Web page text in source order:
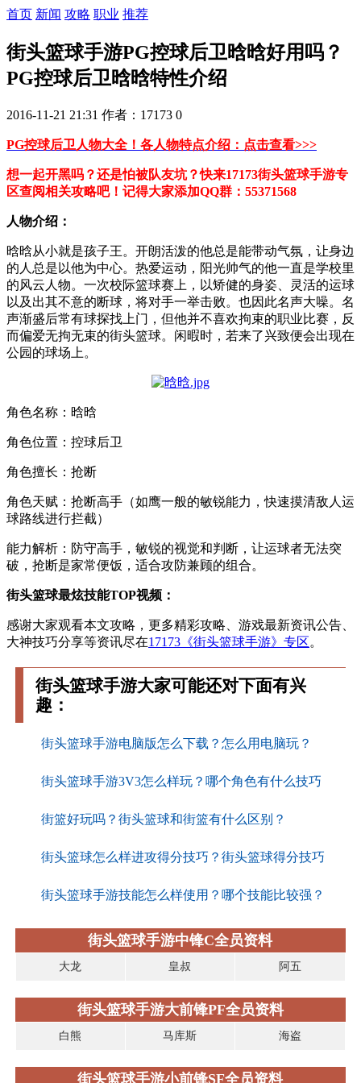
首页 新闻 攻略 职业 推荐
街头篮球手游PG控球后卫晗晗好用吗？
PG控球后卫晗晗特性介绍
2016-11-21 21:31 作者：17173 0
PG控球后卫人物大全！各人物特点介绍：点击查看>>>
想一起开黑吗？还是怕被队友坑？快来17173街头篮球手游专
区查阅相关攻略吧！记得大家添加QQ群：55371568
人物介绍：
晗晗从小就是孩子王。开朗活泼的他总是能带动气氛，让身边
的人总是以他为中心。热爱运动，阳光帅气的他一直是学校里
的风云人物。一次校际篮球赛上，以矫健的身姿、灵活的运球
以及出其不意的断球，将对手一举击败。也因此名声大噪。名
声渐盛后常有球探找上门，但他并不喜欢拘束的职业比赛，反
而偏爱无拘无束的街头篮球。闲暇时，若来了兴致便会出现在
公园的球场上。
角色名称：晗晗
角色位置：控球后卫
角色擅长：抢断
角色天赋：抢断高手（如鹰一般的敏锐能力，快速摸清敌人运
球路线进行拦截）
能力解析：防守高手，敏锐的视觉和判断，让运球者无法突
破，抢断是家常便饭，适合攻防兼顾的组合。
街头篮球最炫技能TOP视频：
感谢大家观看本文攻略，更多精彩攻略、游戏最新资讯公告、
大神技巧分享等资讯尽在17173《街头篮球手游》专区。
街头篮球手游大家可能还对下面有兴
趣：
街头篮球手游电脑版怎么下载？怎么用电脑玩？
街头篮球手游3V3怎么样玩？哪个角色有什么技巧
街篮好玩吗？街头篮球和街篮有什么区别？
街头篮球怎么样进攻得分技巧？街头篮球得分技巧
街头篮球手游技能怎么样使用？哪个技能比较强？
街头篮球手游中锋C全员资料
大龙 皇叔 阿五
街头篮球手游大前锋PF全员资料
白熊 马库斯 海盗
街头篮球手游小前锋SF全员资料